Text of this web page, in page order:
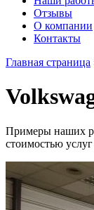
Отзывы
О компании
Контакты
Главная страница
Примеры наших
стоимостью